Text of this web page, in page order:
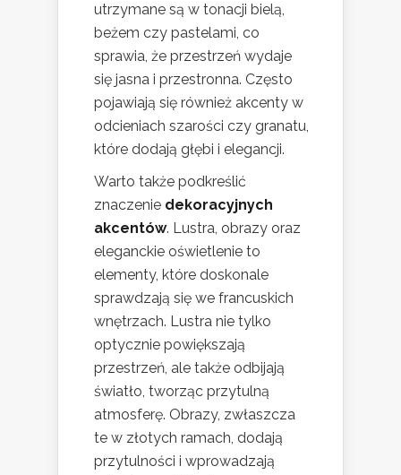
utrzymane są w tonacji bielą,
beżem czy pastelami, co
sprawia, że przestrzeń wydaje
się jasna i przestronna. Często
pojawiają się również akcenty w
odcieniach szarości czy granatu,
które dodają głębi i elegancji.
Warto także podkreślić
znaczenie dekoracyjnych
akcentów. Lustra, obrazy oraz
eleganckie oświetlenie to
elementy, które doskonale
sprawdzają się we francuskich
wnętrzach. Lustra nie tylko
optycznie powiększają
przestrzeń, ale także odbijają
światło, tworząc przytulną
atmosferę. Obrazy, zwłaszcza
te w złotych ramach, dodają
przytulności i wprowadzają